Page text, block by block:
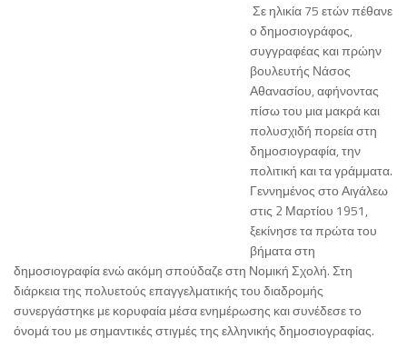
Σε ηλικία 75 ετών πέθανε
ο δημοσιογράφος,
συγγραφέας και πρώην
βουλευτής Νάσος
Αθανασίου, αφήνοντας
πίσω του μια μακρά και
πολυσχιδή πορεία στη
δημοσιογραφία, την
πολιτική και τα γράμματα.
Γεννημένος στο Αιγάλεω
στις 2 Μαρτίου 1951,
ξεκίνησε τα πρώτα του
βήματα στη
δημοσιογραφία ενώ ακόμη σπούδαζε στη Νομική Σχολή. Στη
διάρκεια της πολυετούς επαγγελματικής του διαδρομής
συνεργάστηκε με κορυφαία μέσα ενημέρωσης και συνέδεσε το
όνομά του με σημαντικές στιγμές της ελληνικής δημοσιογραφίας.